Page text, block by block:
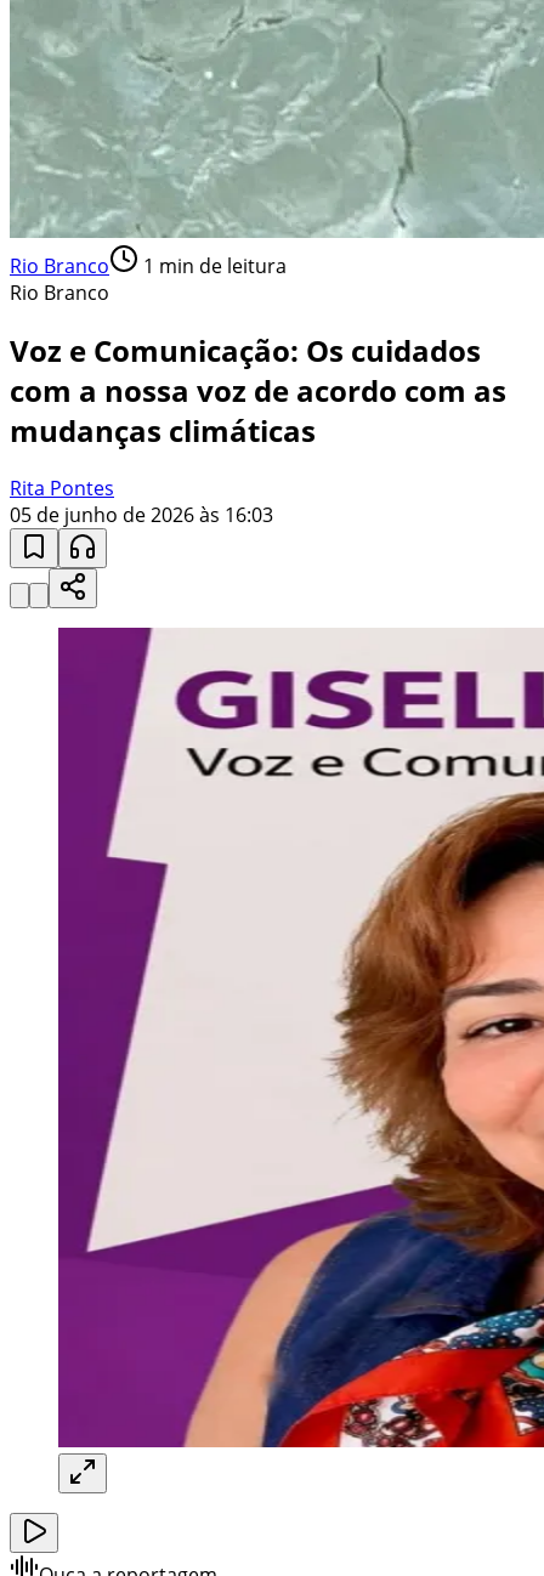
Rio Branco 1 min de leitura
Rio Branco
Voz e Comunicação: Os cuidados
com a nossa voz de acordo com as
mudanças climáticas
Rita Pontes
05 de junho de 2026 às 16:03